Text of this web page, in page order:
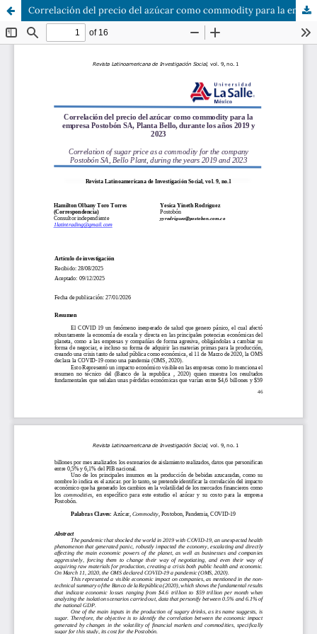
Correlación del precio del azúcar como commodity para la empresa Postobón SA, Planta Bello, durante los años 2019 y 2023